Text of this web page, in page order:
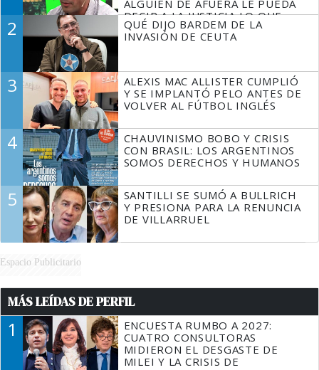
ALGUIEN DE AFUERA LE PUEDA
DECIR A LA JUSTICIA LO QUE
TIENE QUE HACER"
2
QUÉ DIJO BARDEM DE LA
INVASIÓN DE CEUTA
3
ALEXIS MAC ALLISTER CUMPLIÓ
Y SE IMPLANTÓ PELO ANTES DE
VOLVER AL FÚTBOL INGLÉS
4
CHAUVINISMO BOBO Y CRISIS
CON BRASIL: LOS ARGENTINOS
SOMOS DERECHOS Y HUMANOS
5
SANTILLI SE SUMÓ A BULLRICH
Y PRESIONA PARA LA RENUNCIA
DE VILLARRUEL
Espacio Publicitario
MÁS LEÍDAS DE PERFIL
1
ENCUESTA RUMBO A 2027:
CUATRO CONSULTORAS
MIDIERON EL DESGASTE DE
MILEI Y LA CRISIS DE